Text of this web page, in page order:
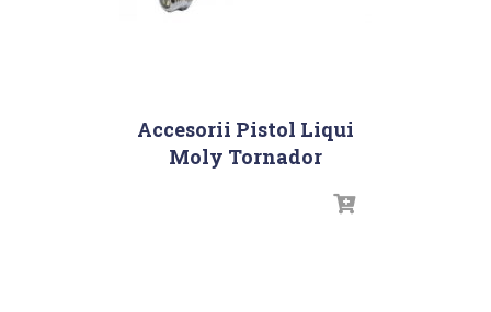
Accesorii Pistol Liqui
Moly Tornador